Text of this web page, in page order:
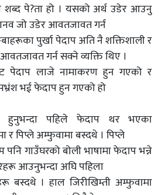
शब्द पे?ता हो । यसको अर्थ उडेर आउनु
जो उडेर आवतजावत गर्न
पुर्खा पेदाप अति नै शक्तिशाली र
गर्न सक्ने व्यक्ति थिए ।
पेदाप लाजे नामाकरण हुन गएको र
भई फेदाप हुन गएको हो
पहिले फेदाप थर भएका
र पिप्ले अम्फुवामा बस्दथे । पिप्ले
गाउँघरको बोली भाषामा फेदाप भन्ने
आउनुभन्दा अघि पहिला
बस्दथे । हाल जिरीखिम्ती अम्फुवामा